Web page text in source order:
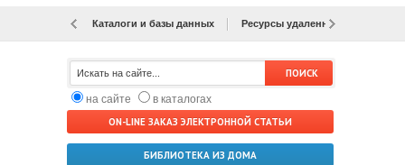
Каталоги и базы данных Ресурсы удаленного доступа
на сайте
в каталогах
ON-LINE ЗАКАЗ ЭЛЕКТРОННОЙ СТАТЬИ
БИБЛИОТЕКА ИЗ ДОМА